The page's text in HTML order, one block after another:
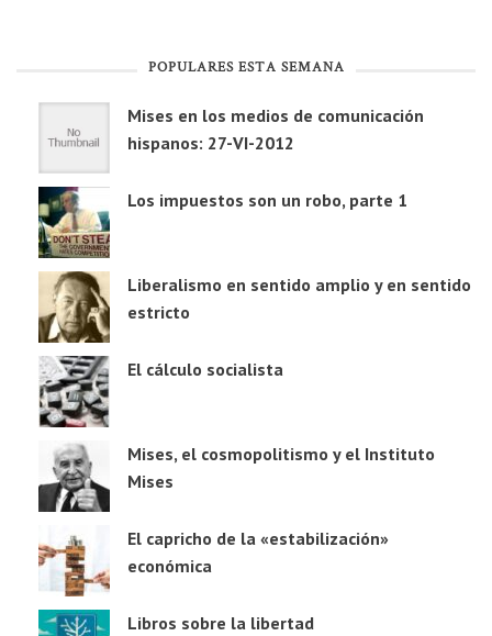
POPULARES ESTA SEMANA
Mises en los medios de comunicación
hispanos: 27-VI-2012
Los impuestos son un robo, parte 1
Liberalismo en sentido amplio y en sentido
estricto
El cálculo socialista
Mises, el cosmopolitismo y el Instituto
Mises
El capricho de la «estabilización»
económica
Libros sobre la libertad